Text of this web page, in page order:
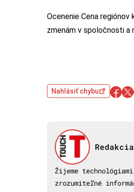
Ocenenie Cena
zmenám v spoločnosti a
Nahlásiť chybu
Žijeme
zrozumiteľné